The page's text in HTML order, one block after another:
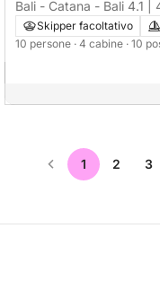
Bali - Catana - Bali 4.1 |
Skipper facoltativo
10 persone · 4 cabine · 10
1 2 3